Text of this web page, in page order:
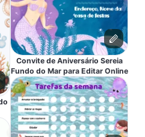
Convite de Aniversário Sereia
Fundo do Mar para Editar Online